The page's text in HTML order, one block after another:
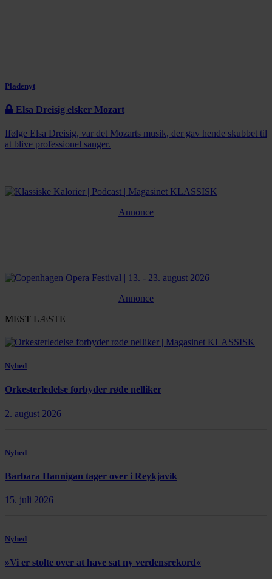
Pladenyt
Elsa Dreisig elsker Mozart
Ifølge Elsa Dreisig, var det Mozarts musik, der gav hende skubbet til
at blive professionel sanger.
Annonce
Annonce
MEST LÆSTE
Nyhed
Orkesterledelse forbyder røde nelliker
2. august 2026
Nyhed
Barbara Hannigan tager over i Reykjavík
15. juli 2026
Nyhed
»Vi er stolte over at have sat ny verdensrekord«